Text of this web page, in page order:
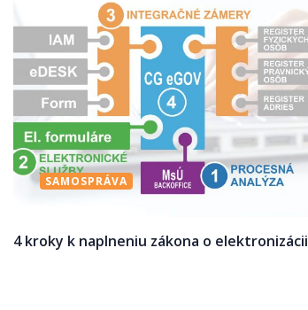
SAMOSPRÁVA
4 kroky k naplneniu zákona o elektronizácii